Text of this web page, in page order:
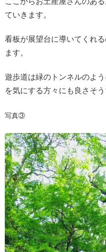
ていきます。
看板が展望台に導いてくれ
ます。
遊歩道は緑のトンネルのよ
を気にする方々にも良さそう
写真③